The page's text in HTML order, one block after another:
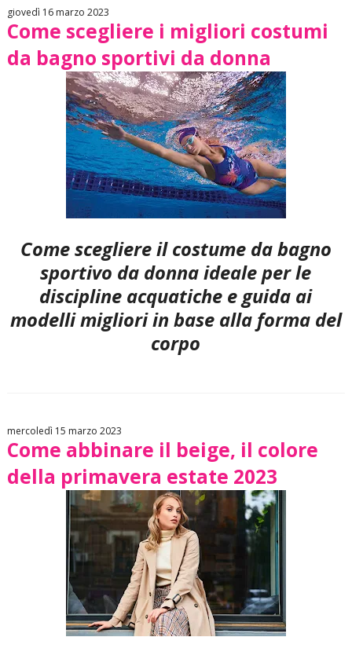
giovedì 16 marzo 2023
Come scegliere i migliori costumi
da bagno sportivi da donna
Come scegliere il costume da bagno
sportivo da donna ideale per le
discipline acquatiche e guida ai
modelli migliori in base alla forma del
corpo
mercoledì 15 marzo 2023
Come abbinare il beige, il colore
della primavera estate 2023